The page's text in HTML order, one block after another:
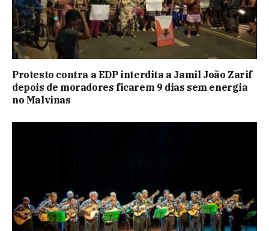
Protesto contra a EDP interdita a Jamil João Zarif
depois de moradores ficarem 9 dias sem energia
no Malvinas